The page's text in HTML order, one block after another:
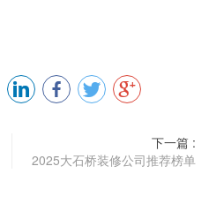
下一篇 :
2025大石桥装修公司推荐榜单